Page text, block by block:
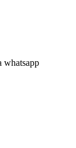
whatsapp